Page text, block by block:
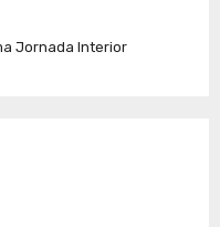
no Presente
Jornada Interior